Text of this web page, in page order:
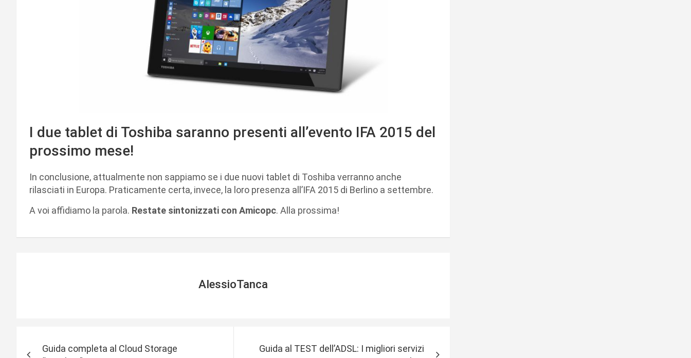
I due tablet di Toshiba saranno presenti all’evento IFA 2015 del
prossimo mese!
In conclusione, attualmente non sappiamo se i due nuovi tablet di Toshiba verranno anche
rilasciati in Europa. Praticamente certa, invece, la loro presenza all’IFA 2015 di Berlino a settembre.
A voi affidiamo la parola. Restate sintonizzati con Amicopc. Alla prossima!
AlessioTanca
Guida completa al Cloud Storage
Guida al TEST dell’ADSL: I migliori servizi